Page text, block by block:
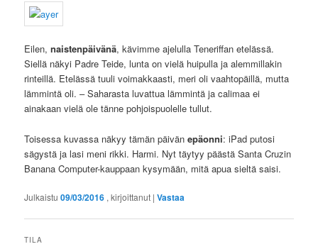
Eilen, naistenpäivänä, kävimme ajelulla Teneriffan etelässä.
Siellä näkyi Padre Teide, lunta on vielä huipulla ja alemmillakin
rinteillä. Etelässä tuuli voimakkaasti, meri oli vaahtopäillä, mutta
lämmintä oli. – Saharasta luvattua lämmintä ja calimaa ei
ainakaan vielä ole tänne pohjoispuolelle tullut.
Toisessa kuvassa näkyy tämän päivän epäonni: iPad putosi
sägystä ja lasi meni rikki. Harmi. Nyt täytyy päästä Santa Cruzin
Banana Computer-kauppaan kysymään, mitä apua sieltä saisi.
Julkaistu09/03/2016 , kirjoittanut |Vastaa
TILA